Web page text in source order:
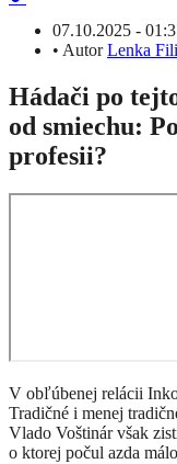
07.10.2025 -
• AutorLenka
Hádači po
od smiechu:
profesii?
V obľúbenej relácii
Tradičné i menej
Vlado Voštinár však
o ktorej počul azda